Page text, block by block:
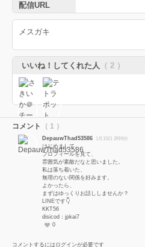
配信URL
メスガキ
いいね！してくれた人 （ 2 ）
コメント （ 1 ）
DepauwThad53586 1月15日 2時9分
はじめまして。
プロフィールを見て、
雰囲気が素敵だなと思いました。
私は落ち着いた、
無理のない関係を好みます。
よかったら、
まずはゆっくりお話ししませんか？
LINEです👇
KKT56
disicod：jpkai7
0
コメントするにはログインが必要です